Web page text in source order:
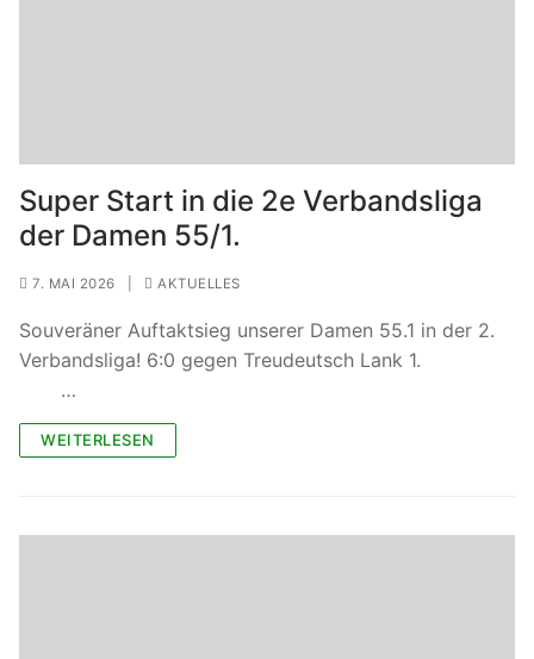
Super Start in die 2e Verbandsliga
der Damen 55/1.
7. MAI 2026 AKTUELLES
Souveräner Auftaktsieg unserer Damen 55.1 in der 2.
Verbandsliga! 6:0 gegen Treudeutsch Lank 1.
…
WEITERLESEN